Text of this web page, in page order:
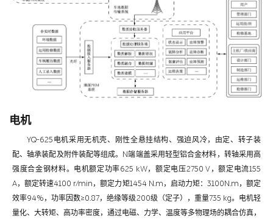
电机
YQ-625电机采用无机壳、刚性全悬挂结构、强迫风冷，由定、转子装
配、轴承装配及附件装配等组成。N端端盖采用轻型铝合金材料，转轴采用高
强度合金钢材料。电机额定功率625 kW，额定电压2750 V，额定电流155
A，额定转速4100 r/min，额定力矩1454 N.m，启动力矩：3100N.m，额定
效率94%，功率因数≥0.87，绝缘等级200级（定子），重量735 kg。电机轻
量化、大转矩、高功率密度，通过电磁、力学、温度等多物理场的耦合仿真，